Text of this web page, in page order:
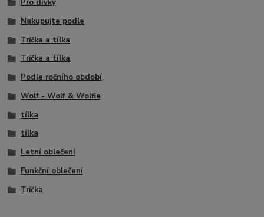
Pro dívky
Nakupujte podle
Trička a tílka
Trička a tílka
Podle ročního období
Wolf - Wolf & Wolfie
tílka
tílka
Letní oblečení
Funkční oblečení
Trička